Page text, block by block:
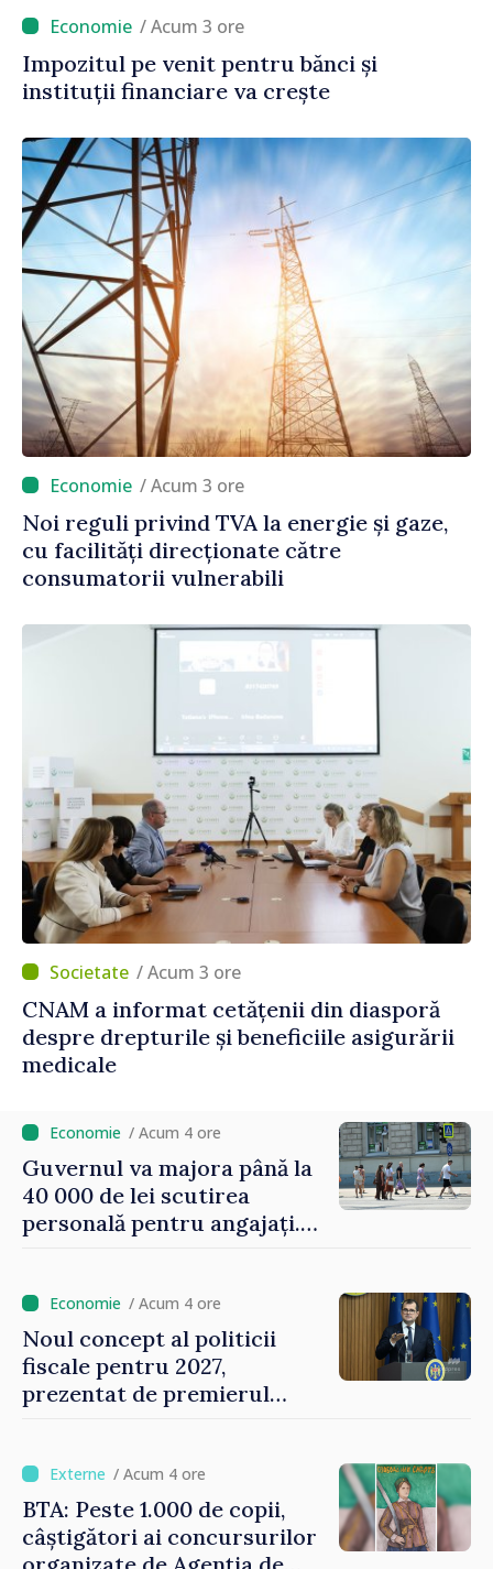
/ Acum 3 ore
Impozitul pe venit pentru bănci și
instituții financiare va crește
/ Acum 3 ore
Noi reguli privind TVA la energie și gaze,
cu facilități direcționate către
consumatorii vulnerabili
/ Acum 3 ore
CNAM a informat cetățenii din diasporă
despre drepturile și beneficiile asigurării
medicale
/ Acum 4 ore
Guvernul va majora până la
40 000 de lei scutirea
personală pentru angajați.
oamenilor”/ Acum 4 ore
Noul concept al politicii
fiscale pentru 2027,
prezentat de premierul
investițiile, taxăm viciile și
echilibrăm taxarea
consumului”
/ Acum 4 ore
BTA: Peste 1.000 de copii,
câștigători ai concursurilor